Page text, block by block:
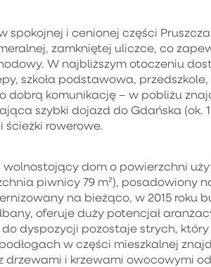
spokojnej i cenionej części
zamkniętej uliczce, co
W najbliższym otoczeniu
szkoła podstawowa,
dobrą komunikację – w pobliżu
szybki dojazd do Gdańska
ścieżki rowerowe.
dom o powierzchni
piwnicy 79 m²), posadowiony
na bieżąco, w 2015 roku
oferuje duży potencjał
dyspozycji pozostaje strych,
w części mieszkalnej
drzewami i krzewami owocowymi